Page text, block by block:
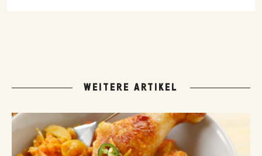
WEITERE ARTIKEL